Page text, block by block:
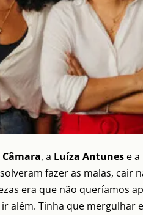
, a Luíza Antunes e a
fazer as malas, cair
era que não queríamos
além. Tinha que mergulhar